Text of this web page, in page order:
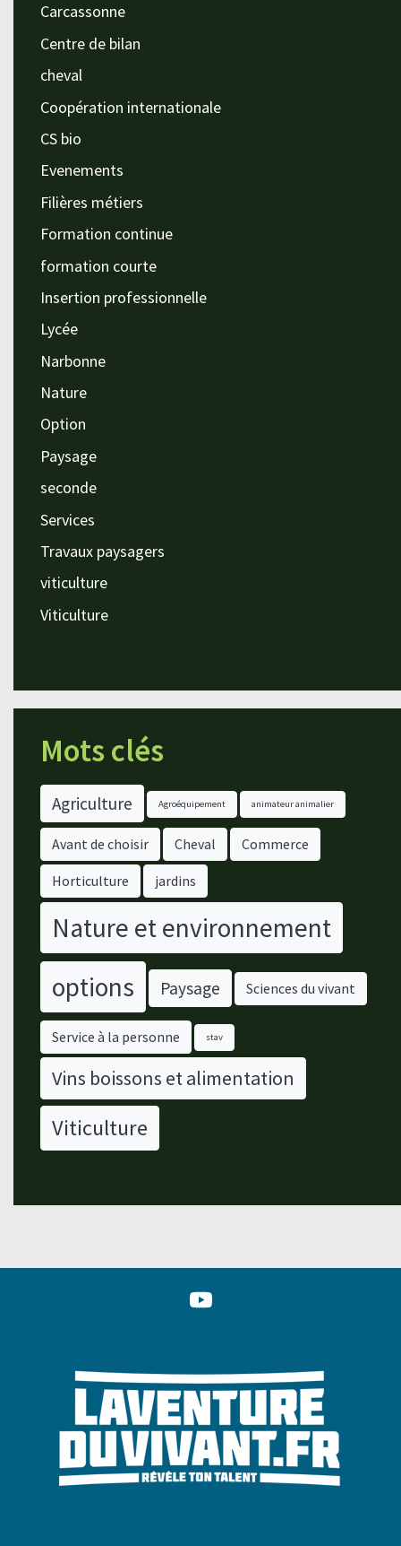
Carcassonne
Centre de bilan
cheval
Coopération internationale
CS bio
Evenements
Filières métiers
Formation continue
formation courte
Insertion professionnelle
Lycée
Narbonne
Nature
Option
Paysage
seconde
Services
Travaux paysagers
viticulture
Viticulture
Mots clés
Agriculture Agroéquipement animateur animalier
Avant de choisir Cheval Commerce
Horticulture jardins
Nature et environnement
options
Paysage Sciences du vivant
Service à la personne stav
Vins boissons et alimentation
Viticulture